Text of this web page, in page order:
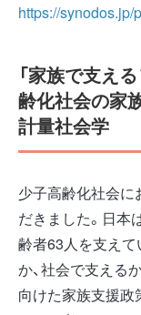
https://synodos.jp/
「家族で支え
齢化社会の家
計量社会学
少子高齢化社会に
だきました。日本
齢者63人を支えて
か、社会で支える
向けた家族支援